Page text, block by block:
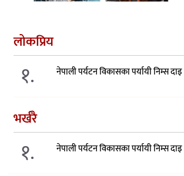
लोकप्रिय
१. नेपाली पर्यटन विकासका पर्यायी निम्स
भर्खरै
१. नेपाली पर्यटन विकासका पर्यायी निम्स दाइ